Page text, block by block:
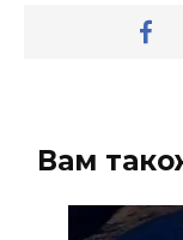
Вам